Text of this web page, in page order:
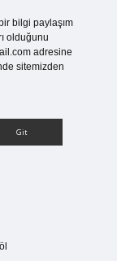
bilgi paylaşım
olduğunu
adresine
sitemizden